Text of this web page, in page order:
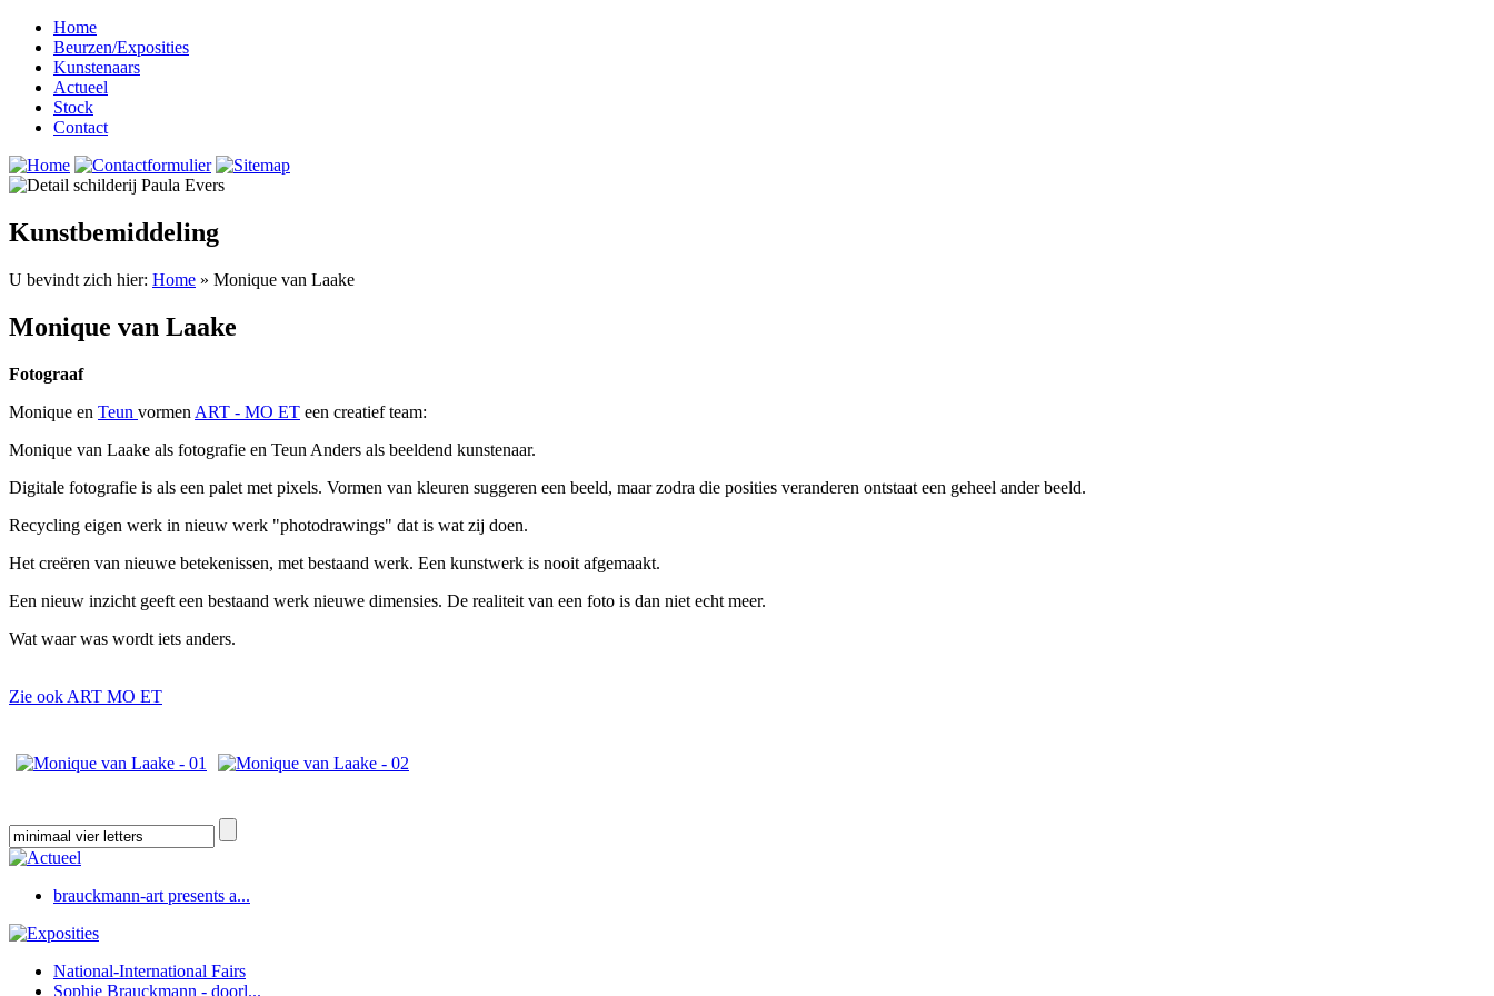
Home
Beurzen/Exposities
Kunstenaars
Actueel
Stock
Contact
Kunstbemiddeling
U bevindt zich hier: Home » Monique van Laake
Monique van Laake
Fotograaf
Monique en Teun vormen ART - MO ET een creatief team:
Monique van Laake als fotografie en Teun Anders als beeldend kunstenaar.
Digitale fotografie is als een palet met pixels. Vormen van kleuren suggeren een beeld, maar zodra die posities veranderen ontstaat een geheel ander beeld.
Recycling eigen werk in nieuw werk "photodrawings" dat is wat zij doen.
Het creëren van nieuwe betekenissen, met bestaand werk. Een kunstwerk is nooit afgemaakt.
Een nieuw inzicht geeft een bestaand werk nieuwe dimensies. De realiteit van een foto is dan niet echt meer.
Wat waar was wordt iets anders.
Zie ook ART MO ET
brauckmann-art presents a...
National-International Fairs
Sophie Brauckmann - doorl...